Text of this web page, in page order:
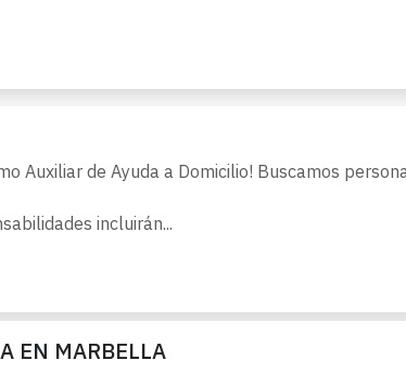
Auxiliar de Ayuda a Domicilio! Buscamos
incluirán...
EN MARBELLA